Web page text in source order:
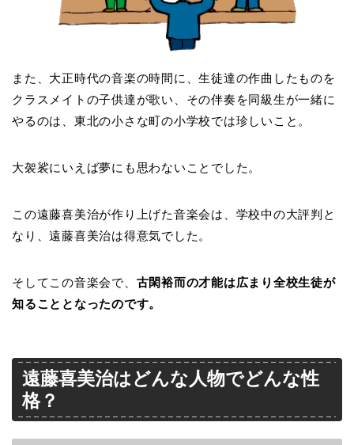
また、大正時代の音楽の時間に、生徒達の作曲したものを
クラスメイトの子供達が歌い、その伴奏を同級生が一緒に
やるのは、東北の小さな町の小学校では珍しいこと。
大袈裟にいえば夢にも思わないことでした。
この遠藤喜美治が作り上げた音楽会は、学校中の大評判と
なり、遠藤喜美治は得意気でした。
そしてこの音楽会で、 古閑裕而の才能は広まり全校生徒が
知ることとなったのです。
遠藤喜美治はどんな人物でどんな性
格？